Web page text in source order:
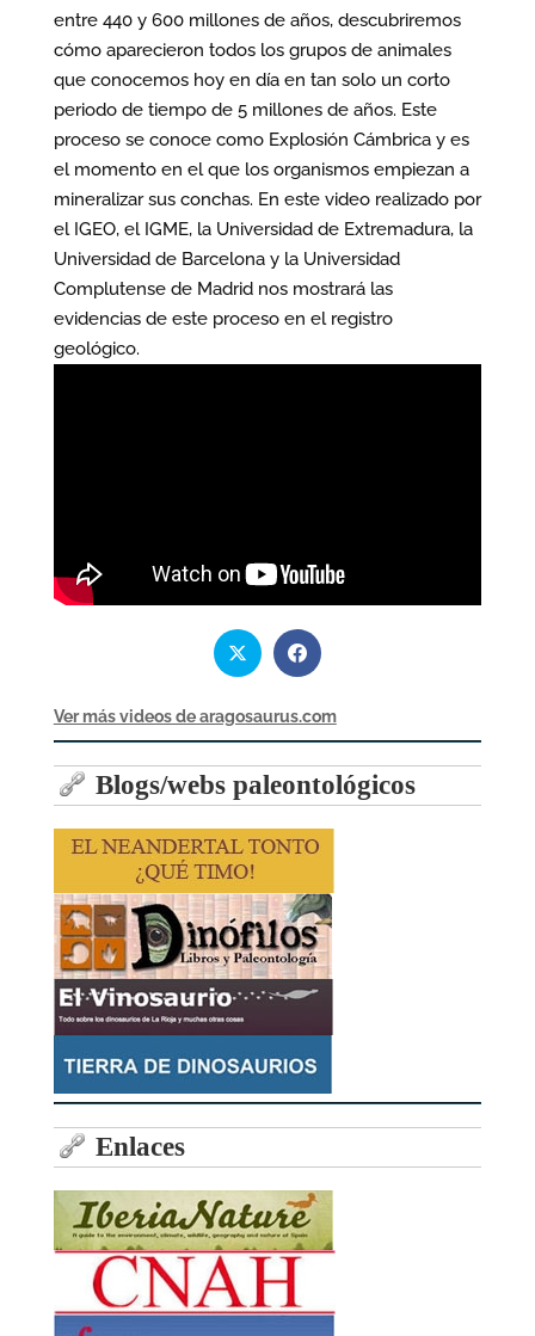
entre 440 y 600 millones de años, descubriremos
cómo aparecieron todos los grupos de animales
que conocemos hoy en día en tan solo un corto
periodo de tiempo de 5 millones de años. Este
proceso se conoce como Explosión Cámbrica y es
el momento en el que los organismos empiezan a
mineralizar sus conchas. En este video realizado por
el IGEO, el IGME, la Universidad de Extremadura, la
Universidad de Barcelona y la Universidad
Complutense de Madrid nos mostrará las
evidencias de este proceso en el registro
geológico.
Ver más videos de aragosaurus.com
Blogs/webs paleontológicos
Enlaces